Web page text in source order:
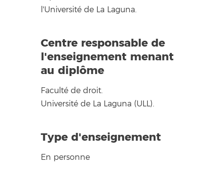
l'Université de La Laguna.
Centre responsable de
l'enseignement menant
au diplôme
Faculté de droit.
Université de La Laguna (ULL).
Type d'enseignement
En personne